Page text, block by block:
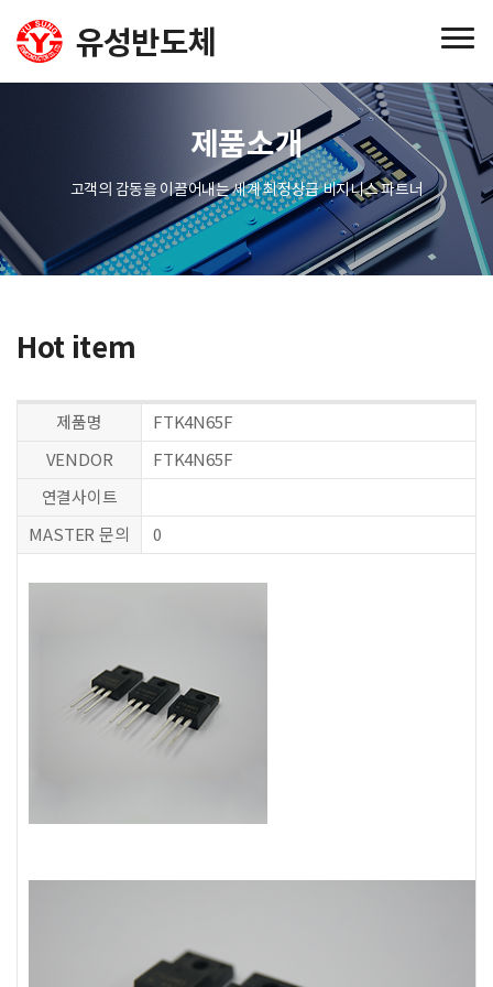
제품소개
고객의 감동을 이끌어내는 세계 최정상급 비지니스 파트너
Hot item
제품명
FTK4N65F
VENDOR
FTK4N65F
연결사이트
MASTER 문의
0